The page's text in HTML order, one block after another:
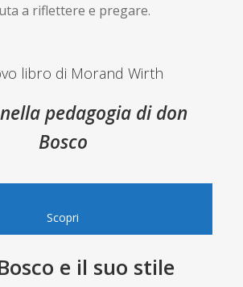
a riflettere e pregare.
libro di Morand Wirth
pedagogia di don
Bosco
Scopri
e il suo stile